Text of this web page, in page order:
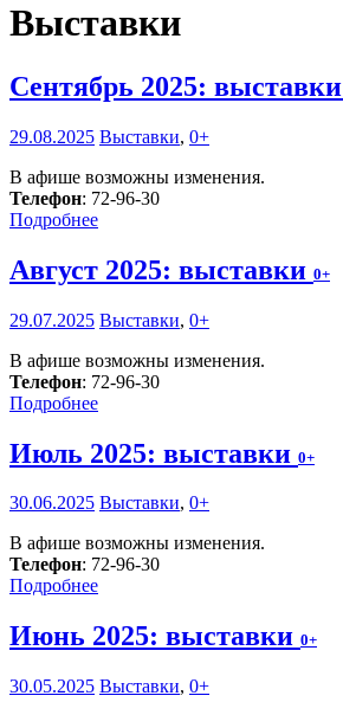
Выставки
Сентябрь 2025: выставки
29.08.2025 Выставки, 0+
В афише возможны изменения.
Телефон: 72-96-30
Подробнее
Август 2025: выставки 0+
29.07.2025 Выставки, 0+
В афише возможны изменения.
Телефон: 72-96-30
Подробнее
Июль 2025: выставки 0+
30.06.2025 Выставки, 0+
В афише возможны изменения.
Телефон: 72-96-30
Подробнее
Июнь 2025: выставки 0+
30.05.2025 Выставки, 0+